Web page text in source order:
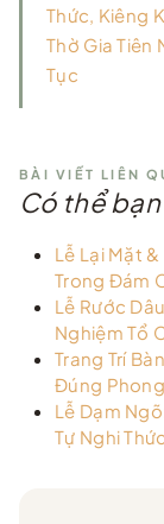
Thức, Kiêng
Thờ Gia Tiên
Tục
BÀI VIẾT LIÊN
Có thể
Lễ Lại Mặt
Trong Đám
Lễ Rước
Nghiệm Tổ
Trang Trí
Đúng
Lễ Dạm
Tự Nghi Thức